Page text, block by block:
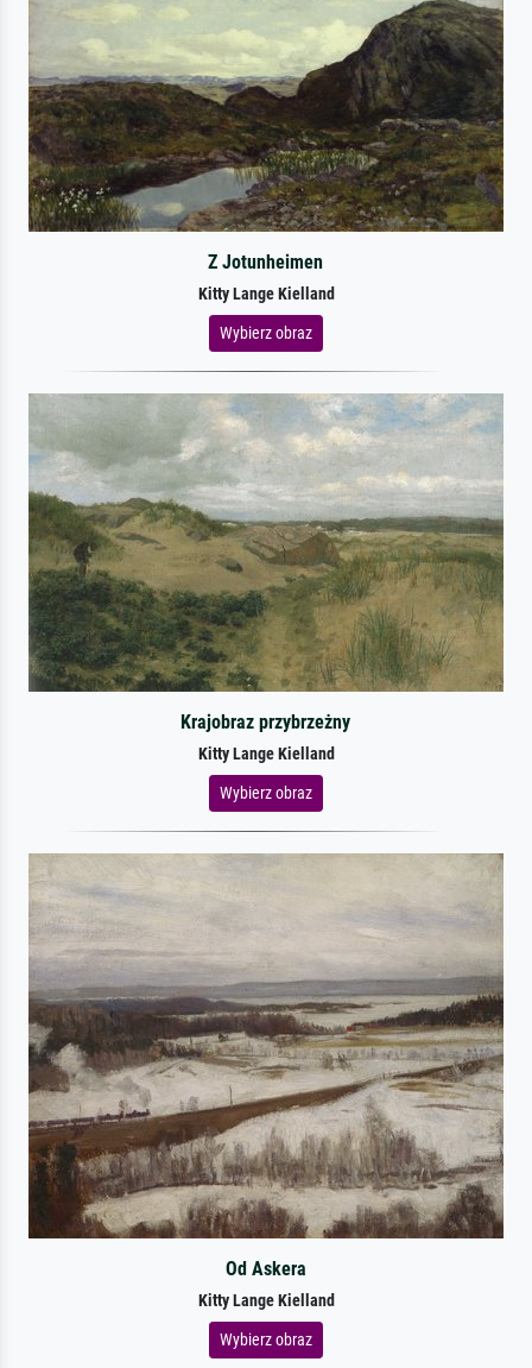
Z Jotunheimen
Kitty Lange Kielland
Wybierz obraz
Krajobraz przybrzeżny
Kitty Lange Kielland
Wybierz obraz
Od Askera
Kitty Lange Kielland
Wybierz obraz